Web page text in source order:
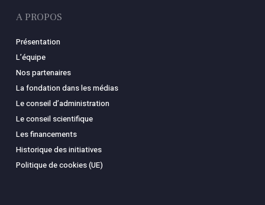
A PROPOS
Présentation
L’équipe
Nos partenaires
La fondation dans les médias
Le conseil d’administration
Le conseil scientifique
Les financements
Historique des initiatives
Politique de cookies (UE)